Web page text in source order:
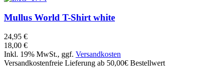
Mullus World T-Shirt white
24,95 €
18,00 €
Inkl. 19% MwSt., ggf. Versandkosten
Versandkostenfreie Lieferung ab 50,00€ Bestellwert